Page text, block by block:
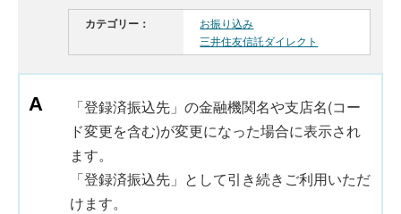
カテゴリー：
お振り込み
三井住友信託ダイレクト
「登録済振込先」の金融機関名や支店名(コー
ド変更を含む)が変更になった場合に表示され
ます。
「登録済振込先」として引き続きご利用いただ
けます。